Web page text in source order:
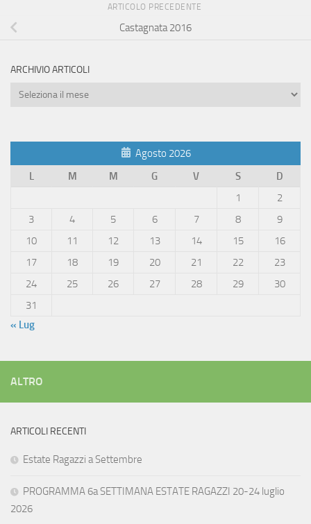
ARTICOLO PRECEDENTE
Castagnata 2016
ARCHIVIO ARTICOLI
Archivio
Agosto 2026
L
M M G V S
D
1
2
3
4 5 6 7 8
9
10
11 12 13 14 15
16
17
18 19 20 21 22
23
24
25 26 27 28 29
30
31
« Lug
ALTRO
ARTICOLI RECENTI
Estate Ragazzi a Settembre
PROGRAMMA 6a SETTIMANA ESTATE RAGAZZI 20-24 luglio
2026